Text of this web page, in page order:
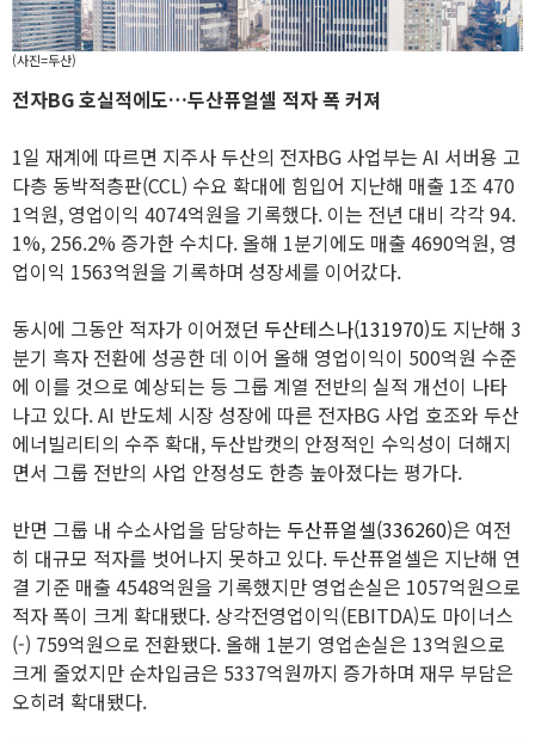
(사진=두산)
전자BG 호실적에도…두산퓨얼셀 적자 폭 커져
1일 재계에 따르면 지주사 두산의 전자BG 사업부는 AI 서버용 고
다층 동박적층판(CCL) 수요 확대에 힘입어 지난해 매출 1조 470
1억원, 영업이익 4074억원을 기록했다. 이는 전년 대비 각각 94.
1%, 256.2% 증가한 수치다. 올해 1분기에도 매출 4690억원, 영
업이익 1563억원을 기록하며 성장세를 이어갔다.
동시에 그동안 적자가 이어졌던 두산테스나(131970)도 지난해 3
분기 흑자 전환에 성공한 데 이어 올해 영업이익이 500억원 수준
에 이를 것으로 예상되는 등 그룹 계열 전반의 실적 개선이 나타
나고 있다. AI 반도체 시장 성장에 따른 전자BG 사업 호조와 두산
에너빌리티의 수주 확대, 두산밥캣의 안정적인 수익성이 더해지
면서 그룹 전반의 사업 안정성도 한층 높아졌다는 평가다.
반면 그룹 내 수소사업을 담당하는 두산퓨얼셀(336260)은 여전
히 대규모 적자를 벗어나지 못하고 있다. 두산퓨얼셀은 지난해 연
결 기준 매출 4548억원을 기록했지만 영업손실은 1057억원으로
적자 폭이 크게 확대됐다. 상각전영업이익(EBITDA)도 마이너스
(-) 759억원으로 전환됐다. 올해 1분기 영업손실은 13억원으로
크게 줄었지만 순차입금은 5337억원까지 증가하며 재무 부담은
오히려 확대됐다.